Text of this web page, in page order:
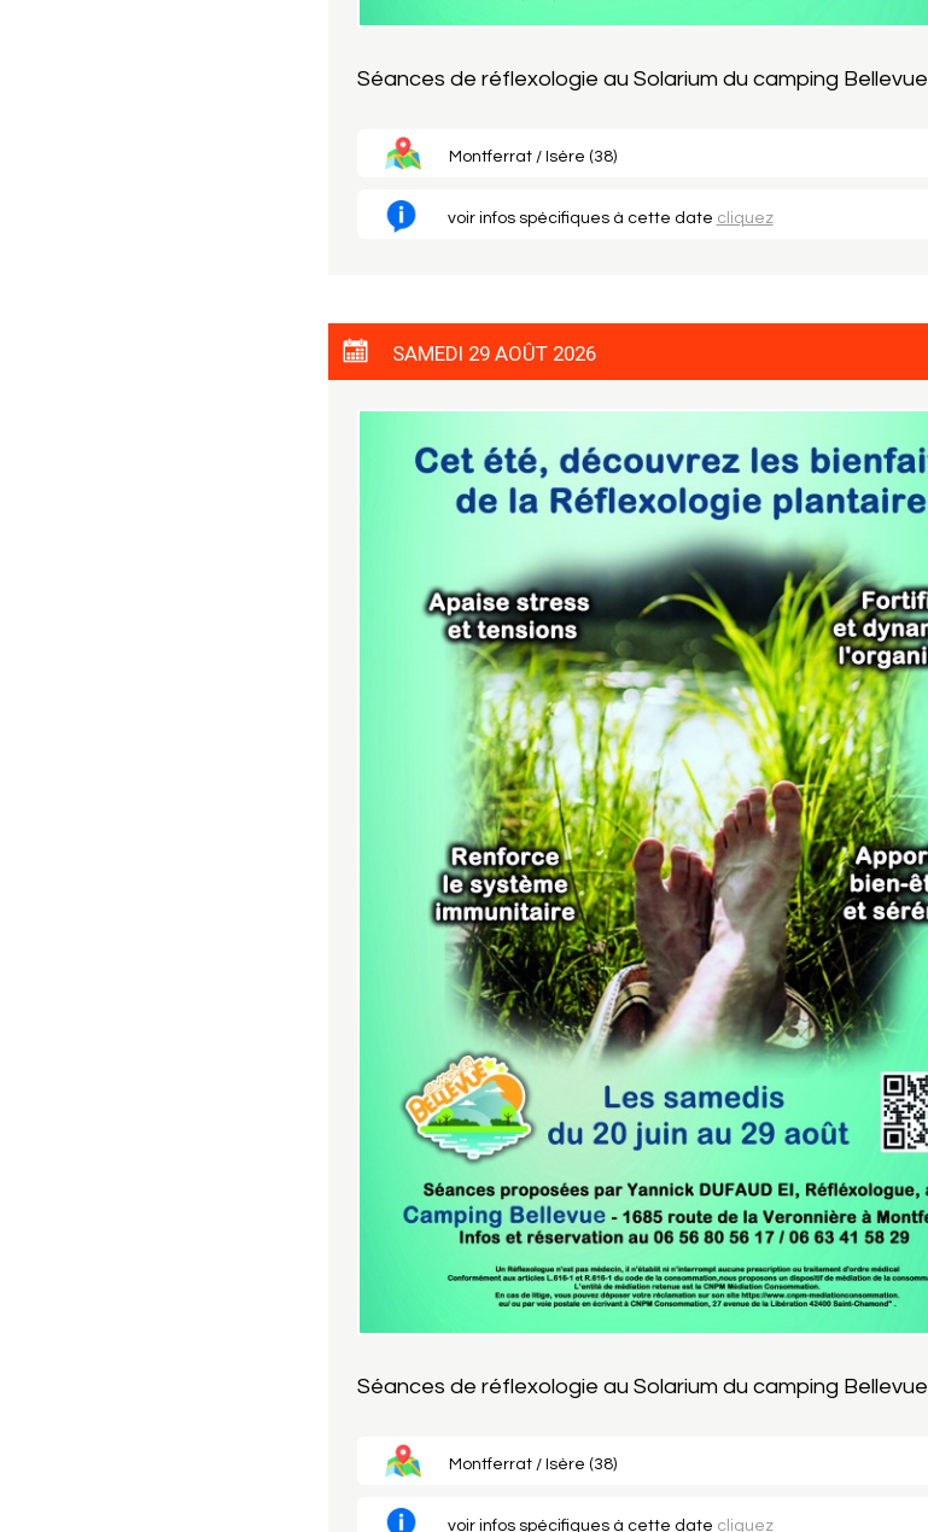
Séances de réflexologie au Solarium du camping Bellevue
Montferrat / Isère (38)
voir infos spécifiques à cette date cliquez
SAMEDI 29 AOÛT 2026
Séances de réflexologie au Solarium du camping Bellevue
Montferrat / Isère (38)
voir infos spécifiques à cette date cliquez